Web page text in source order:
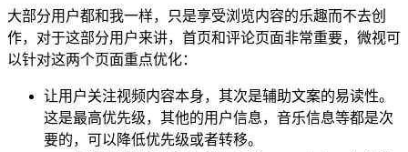
大部分用户都和我一样，只是享受浏览内容的乐趣而不去创
作，对于这部分用户来讲，首页和评论页面非常重要，微视可
以针对这两个页面重点优化：
让用户关注视频内容本身，其次是辅助文案的易读性。
这是最高优先级，其他的用户信息，音乐信息等都是次
要的，可以降低优先级或者转移。